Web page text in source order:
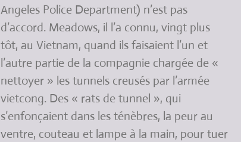
Angeles Police Department) n’est pas
d’accord. Meadows, il l’a connu, vingt plus
tôt, au Vietnam, quand ils faisaient l’un et
l’autre partie de la compagnie chargée de «
nettoyer » les tunnels creusés par l’armée
vietcong. Des « rats de tunnel », qui
s’enfonçaient dans les ténèbres, la peur au
ventre, couteau et lampe à la main, pour tuer